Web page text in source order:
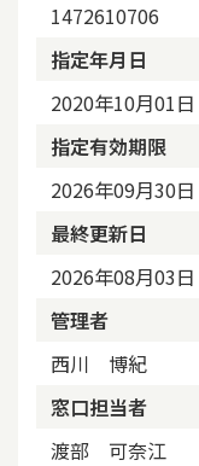
1472610706
指定年月日
2020年10月01日
指定有効期限
2026年09月30日
最終更新日
2026年08月03日
管理者
西川 博紀
窓口担当者
渡部 可奈江